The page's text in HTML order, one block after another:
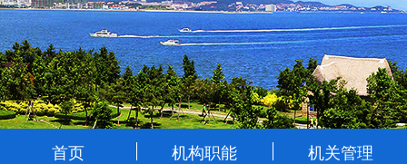
首页 机构职能 机关管理